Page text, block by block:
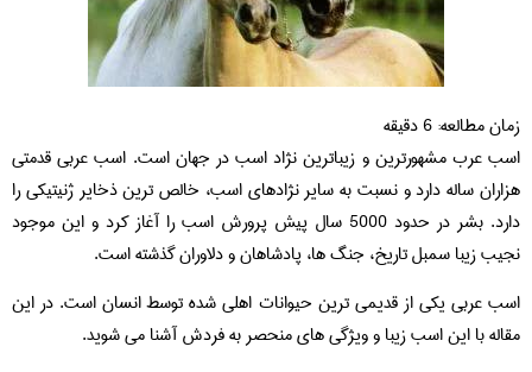
زمان مطالعه:6دقیقه
اسب عرب مشهورترین و زیباترین نژاد اسب در جهان است. اسب عربی قدمتی
هزاران ساله دارد و نسبت به سایر نژادهای اسب، خالص ترین ذخایر ژنیتیکی را
دارد. بشر در حدود 5000 سال پیش پرورش اسب را آغاز کرد و این موجود
نجیب زیبا سمبل تاریخ، جنگ ها، پادشاهان و دلاوران گذشته است.
اسب عربی یکی از قدیمی ترین حیوانات اهلی شده توسط انسان است. در این
مقاله با این اسب زیبا و ویژگی های منحصر به فردش آشنا می شوید.